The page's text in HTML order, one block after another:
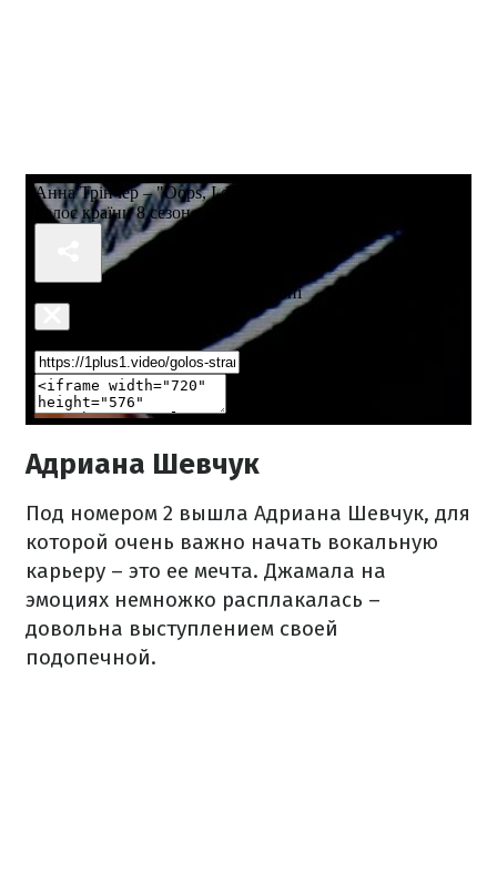
Адриана Шевчук
Под номером 2 вышла Адриана Шевчук, для
которой очень важно начать вокальную
карьеру – это ее мечта. Джамала на
эмоциях немножко расплакалась –
довольна выступлением своей
подопечной.